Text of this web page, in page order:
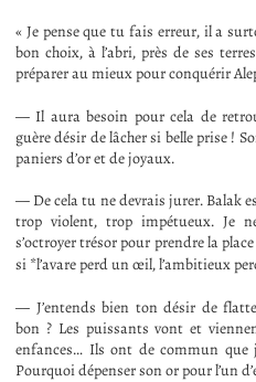
« Je pense que tu fais erreur, il a
bon choix, à l’abri, près de ses
préparer au mieux pour conquérir
— Il aura besoin pour cela de
guère désir de lâcher si belle prise !
paniers d’or et de joyaux.
— De cela tu ne devrais jurer. Balak
trop violent, trop impétueux. Je
s’octroyer trésor pour prendre la
si *l’avare perd un œil, l’ambitieux
— J’entends bien ton désir de
bon ? Les puissants vont et
enfances… Ils ont de commun que
Pourquoi dépenser son or pour l’un